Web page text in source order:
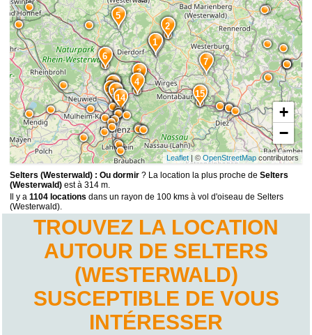
15
14
1312
11
10
9
7
6
5
4
3
2
1
+
−
Leaflet| © OpenStreetMapcontributors
Selters (Westerwald) : Ou dormir ? La location la plus proche deSelters
(Westerwald) est à 314 m.
Il y a1104 locations dans un rayon de 100 kms à vol d'oiseau de Selters
(Westerwald).
TROUVEZ LA LOCATION
AUTOUR DE SELTERS
(WESTERWALD)
SUSCEPTIBLE DE VOUS
INTÉRESSER